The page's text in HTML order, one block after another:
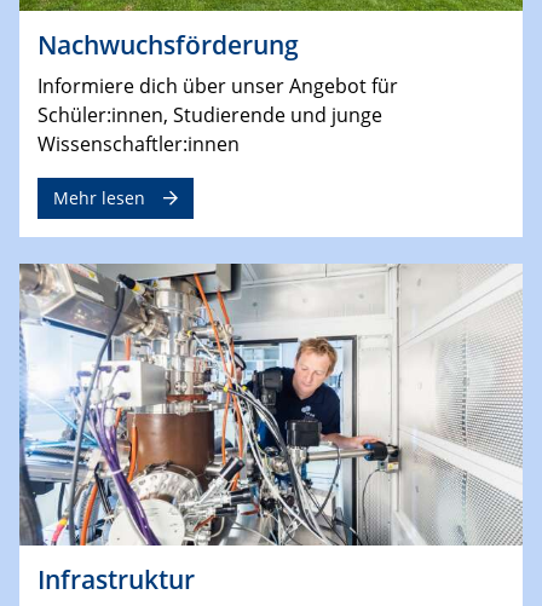
Nachwuchsförderung
Informiere dich über unser Angebot für
Schüler:innen, Studierende und junge
Wissenschaftler:innen
Mehr lesen
Infrastruktur